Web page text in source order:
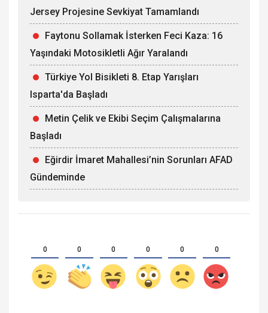
Jersey Projesine Sevkiyat Tamamlandı
Faytonu Sollamak İsterken Feci Kaza: 16
Yaşındaki Motosikletli Ağır Yaralandı
Türkiye Yol Bisikleti 8. Etap Yarışları
Isparta'da Başladı
Metin Çelik ve Ekibi Seçim Çalışmalarına
Başladı
Eğirdir İmaret Mahallesi’nin Sorunları AFAD
Gündeminde
0 0 0 0 0 0